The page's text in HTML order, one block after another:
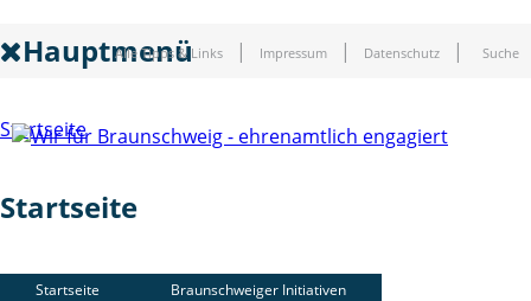
Alle Tipps & Links Impressum Datenschutz Suche
Hauptmenü
Startseite
Startseite
Braunschweiger Initiativen
Startseite
Braunschweiger Initiativen